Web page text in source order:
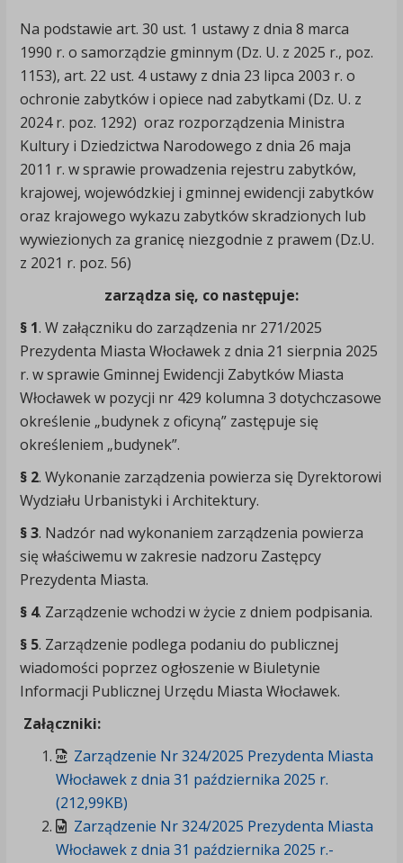
Na podstawie art. 30 ust. 1 ustawy z dnia 8 marca
1990 r. o samorządzie gminnym (Dz. U. z 2025 r., poz.
1153), art. 22 ust. 4 ustawy z dnia 23 lipca 2003 r. o
ochronie zabytków i opiece nad zabytkami (Dz. U. z
2024 r. poz. 1292) oraz rozporządzenia Ministra
Kultury i Dziedzictwa Narodowego z dnia 26 maja
2011 r. w sprawie prowadzenia rejestru zabytków,
krajowej, wojewódzkiej i gminnej ewidencji zabytków
oraz krajowego wykazu zabytków skradzionych lub
wywiezionych za granicę niezgodnie z prawem (Dz.U.
z 2021 r. poz. 56)
zarządza się, co następuje:
§ 1. W załączniku do zarządzenia nr 271/2025
Prezydenta Miasta Włocławek z dnia 21 sierpnia 2025
r. w sprawie Gminnej Ewidencji Zabytków Miasta
Włocławek w pozycji nr 429 kolumna 3 dotychczasowe
określenie „budynek z oficyną” zastępuje się
określeniem „budynek”.
§ 2. Wykonanie zarządzenia powierza się Dyrektorowi
Wydziału Urbanistyki i Architektury.
§ 3. Nadzór nad wykonaniem zarządzenia powierza
się właściwemu w zakresie nadzoru Zastępcy
Prezydenta Miasta.
§ 4. Zarządzenie wchodzi w życie z dniem podpisania.
§ 5. Zarządzenie podlega podaniu do publicznej
wiadomości poprzez ogłoszenie w Biuletynie
Informacji Publicznej Urzędu Miasta Włocławek.
Załączniki:
Zarządzenie Nr 324/2025 Prezydenta Miasta
Włocławek z dnia 31 października 2025 r.
(212,99KB)
Zarządzenie Nr 324/2025 Prezydenta Miasta
Włocławek z dnia 31 października 2025 r.-